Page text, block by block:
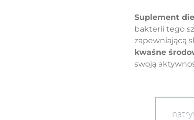
Suplement
bakterii tego
zapewniającą
kwaśne
swoją